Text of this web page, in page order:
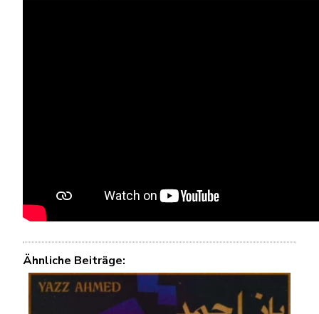
Ähnliche Beiträge: